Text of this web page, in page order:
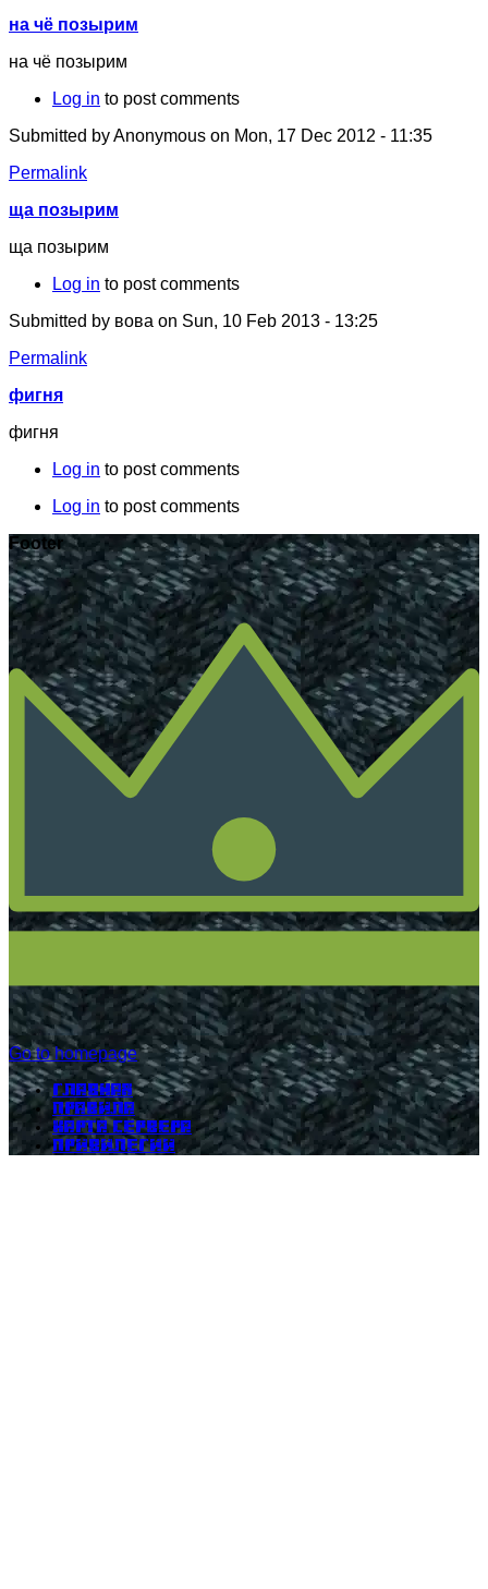
на чё позырим
на чё позырим
Log in to post comments
Submitted byAnonymous on Mon, 17 Dec 2012 - 11:35
Permalink
ща позырим
ща позырим
Log in to post comments
Submitted by вова on Sun, 10 Feb 2013 - 13:25
Permalink
фигня
фигня
Log in to post comments
Log in to post comments
Footer
Go to homepage
Главная
Правила
Карта сервера
Привилегии